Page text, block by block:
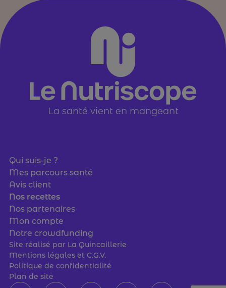
La santé vient en mangeant
Qui suis-je ?
Mes parcours santé
Avis client
Nos recettes
Nos partenaires
Mon compte
Notre crowdfunding
Site réalisé par La Quincaillerie
Mentions légales et C.G.V.
Politique de confidentialité
Plan de site